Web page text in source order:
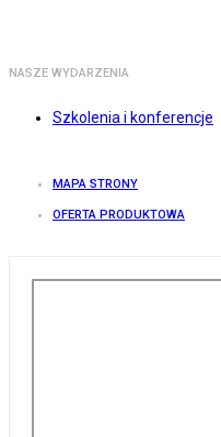
NASZE WYDARZENIA
Szkolenia i konferencje
MAPA STRONY
OFERTA PRODUKTOWA